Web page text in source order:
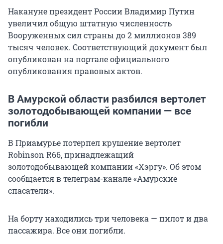
Накануне президент России Владимир Путин
увеличил общую штатную численность
Вооруженных сил страны до 2 миллионов 389
тысяч человек. Соответствующий документ был
опубликован на портале официального
опубликования правовых актов.
В Амурской области разбился вертолет
золотодобывающей компании — все
погибли
В Приамурье потерпел крушение вертолет
Robinson R66, принадлежащий
золотодобывающей компании «Хэргу». Об этом
сообщается в телеграм-канале «Амурские
спасатели».
На борту находились три человека — пилот и два
пассажира. Все они погибли.